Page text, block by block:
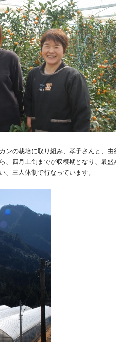
ンの栽培に取り組み、孝子さんと、由
、四月上旬までが収穫期となり、最盛
、三人体制で行なっています。